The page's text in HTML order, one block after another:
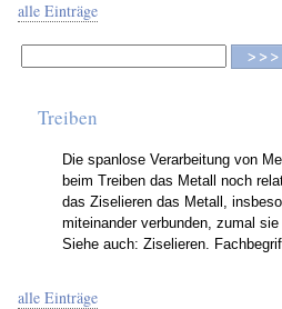
alle Einträge
Treiben
Die spanlose Verarbeitung von
beim Treiben das Metall noch
das Ziselieren das Metall,
miteinander verbunden, zumal
Siehe auch: Ziselieren.
alle Einträge